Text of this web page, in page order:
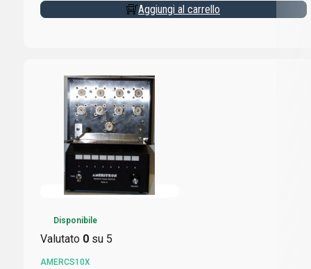
Aggiungi al carrello
Disponibile
Valutato 0su 5
AMERCS10X